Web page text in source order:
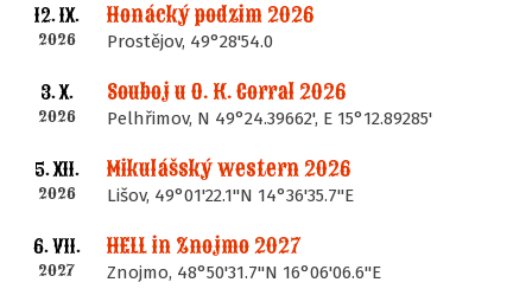
12. IX.
2026
Honácký podzim 2026
Prostějov, 49°28'54.0
3. X.
2026
Souboj u O. K. Corral 2026
Pelhřimov, N 49°24.39662', E 15°12.89285'
5. XII.
2026
Mikulášský western 2026
Lišov, 49°01'22.1"N 14°36'35.7"E
6. VII.
2027
HELL in Znojmo 2027
Znojmo, 48°50'31.7"N 16°06'06.6"E